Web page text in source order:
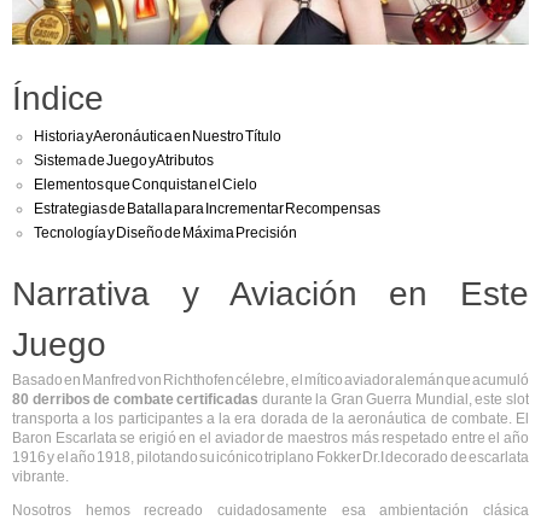
Índice
Historia y Aeronáutica en Nuestro Título
Sistema de Juego y Atributos
Elementos que Conquistan el Cielo
Estrategias de Batalla para Incrementar Recompensas
Tecnología y Diseño de Máxima Precisión
Narrativa y Aviación en Este
Juego
Basado en Manfred von Richthofen célebre, el mítico aviador alemán que acumuló
80 derribos de combate certificadas durante la Gran Guerra Mundial, este slot
transporta a los participantes a la era dorada de la aeronáutica de combate. El
Baron Escarlata se erigió en el aviador de maestros más respetado entre el año
1916 y el año 1918, pilotando su icónico triplano Fokker Dr.I decorado de escarlata
vibrante.
Nosotros hemos recreado cuidadosamente esa ambientación clásica